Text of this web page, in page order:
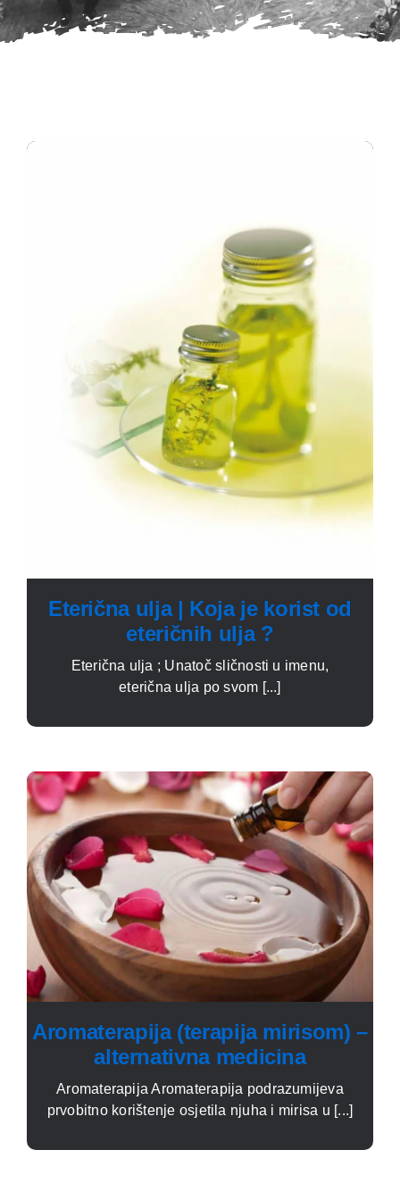
Eterična ulja | Koja je korist od
eteričnih ulja ?
Eterična ulja ; Unatoč sličnosti u imenu,
eterična ulja po svom [...]
Aromaterapija (terapija mirisom) –
alternativna medicina
Aromaterapija Aromaterapija podrazumijeva
prvobitno korištenje osjetila njuha i mirisa u [...]